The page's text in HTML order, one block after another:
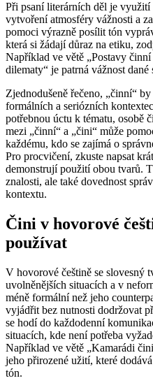
Při psaní literárních děl je
vytvoření atmosféry vážnosti a
pomoci výrazně posílit tón
která si žádají důraz na etiku,
Například ve větě „Postavy
dilematy“ je patrná vážnost dané
Zjednodušeně řečeno, „činní“
formálních a seriózních
potřebnou úctu k tématu, osobě
mezi „činní“ a „čini“ může
každému, kdo se zajímá o
Pro procvičení, zkuste napsat
demonstrují použití obou tvarů.
znalosti, ale také dovednost
kontextu.
Čini v hovorové
používat
V hovorové češtině se slovesný
uvolněnějších situacích a v
méně formální než jeho
vyjádřit bez nutnosti dodržovat
se hodí do každodenní
situacích, kde není potřeba
Například ve větě „Kamarádi
jeho přirozené užití, které
tón.